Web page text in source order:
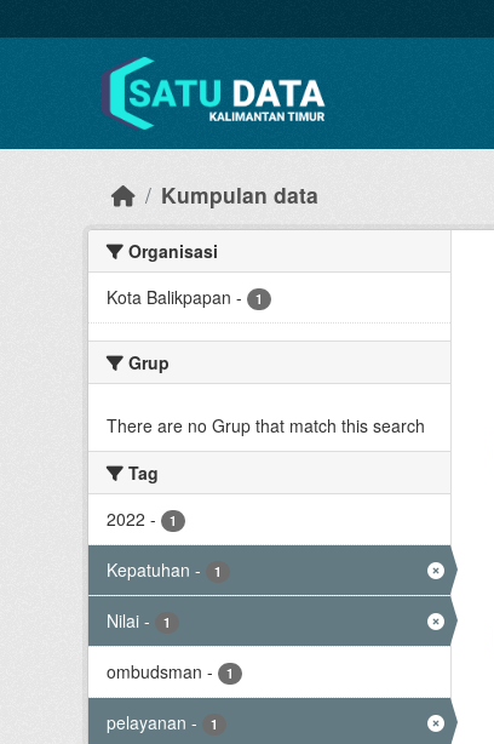
Kumpulan data
Organisasi
Kota Balikpapan - 1
Grup
There are no Grup that match this search
Tag
2022 - 1
Kepatuhan - 1
Nilai - 1
ombudsman - 1
pelayanan - 1